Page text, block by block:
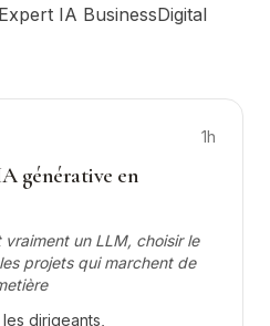
IA BusinessDigital
1h
générative en
un LLM, choisir le
projets qui marchent de
dirigeants,